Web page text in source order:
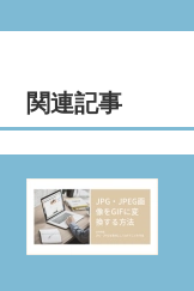
関連記事